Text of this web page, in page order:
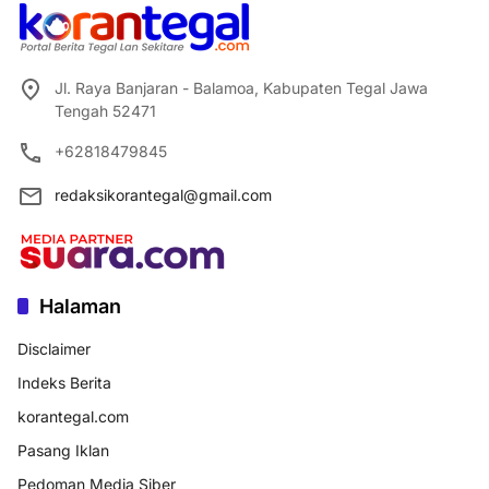
Jl. Raya Banjaran - Balamoa, Kabupaten Tegal Jawa
Tengah 52471
+62818479845
redaksikorantegal@gmail.com
Halaman
Disclaimer
Indeks Berita
korantegal.com
Pasang Iklan
Pedoman Media Siber